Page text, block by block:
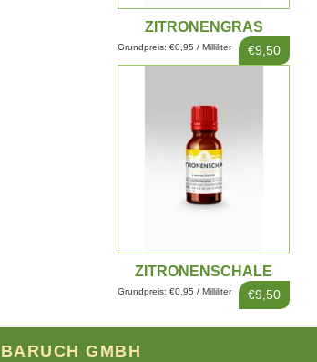
ZITRONENGRAS
EXTRAKT 10ML€9,50
Grundpreis: €0,95 / Milliliter
ZITRONENSCHALE
EXTRAKT 10ML€9,50
Grundpreis: €0,95 / Milliliter
BARUCH GMBH